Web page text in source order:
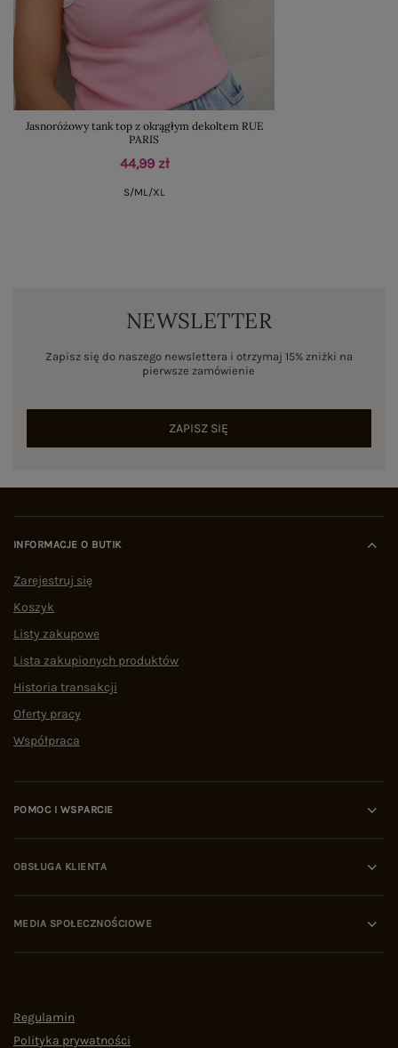
Jasnoróżowy tank top z okrągłym dekoltem RUE
PARIS
44,99 zł
S/ML/XL
NEWSLETTER
Zapisz się do naszego newslettera i otrzymaj 15% zniżki na
pierwsze zamówienie
ZAPISZ SIĘ
INFORMACJE O BUTIK
Zarejestruj się
Koszyk
Listy zakupowe
Lista zakupionych produktów
Historia transakcji
Oferty pracy
Współpraca
POMOC I WSPARCIE
OBSŁUGA KLIENTA
MEDIA SPOŁECZNOŚCIOWE
Regulamin
Polityka prywatności